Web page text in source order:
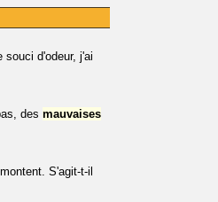
souci d'odeur, j'ai
des mauvaises
S'agit-t-il